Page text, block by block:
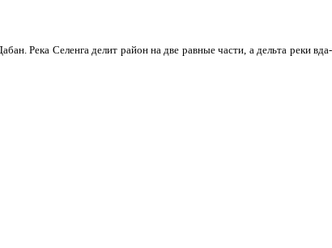
Река Селенга делит район на две равные части, а дельта реки вда­